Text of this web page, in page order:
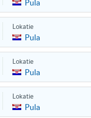
Pula
Lokatie
Pula
Lokatie
Pula
Lokatie
Pula